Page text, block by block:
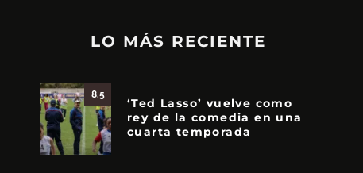
LO MÁS RECIENTE
8.5
‘Ted Lasso’ vuelve como
rey de la comedia en una
cuarta temporada